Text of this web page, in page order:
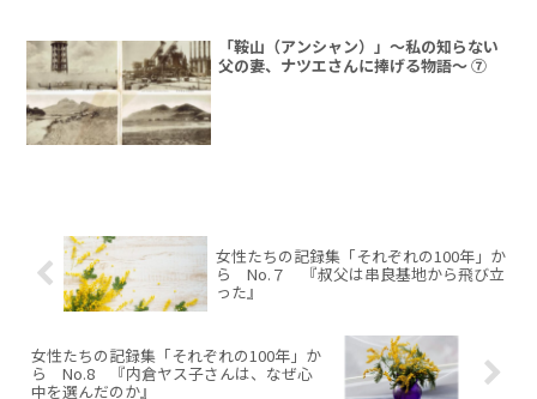
「鞍山（アンシャン）」～私の知らない
父の妻、ナツエさんに捧げる物語～ ⑦
女性たちの記録集「それぞれの100年」か
ら No.７ 『叔父は串良基地から飛び立
った』
女性たちの記録集「それぞれの100年」か
ら No.8 『内倉ヤス子さんは、なぜ心
中を選んだのか』